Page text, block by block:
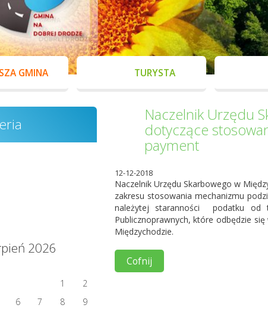
GMINA TURYSTA
2026
1
2
6 7 8
9
Naczelnik Urzędu
dotyczące
payment
12-12-2018
Naczelnik Urzędu Skarbowego w
zakresu stosowania mechanizmu
należytej staranności podatku od
Publicznoprawnych, które odbędzie
Międzychodzie.
Cofnij